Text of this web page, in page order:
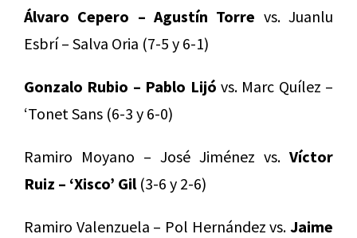
Álvaro Cepero – Agustín Torre vs. Juanlu
Esbrí – Salva Oria (7-5 y 6-1)
Gonzalo Rubio – Pablo Lijó vs. Marc Quílez –
‘Tonet Sans (6-3 y 6-0)
Ramiro Moyano – José Jiménez vs. Víctor
Ruiz – ‘Xisco’ Gil (3-6 y 2-6)
Ramiro Valenzuela – Pol Hernández vs. Jaime